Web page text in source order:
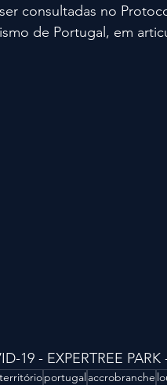
consultadas no
de Portugal, em
19 - EXPERTREE
territórioportugal accrobranche